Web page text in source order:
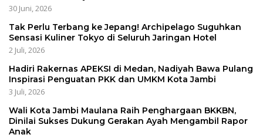
30 Juni, 2026
Tak Perlu Terbang ke Jepang! Archipelago Suguhkan
Sensasi Kuliner Tokyo di Seluruh Jaringan Hotel
2 Juli, 2026
Hadiri Rakernas APEKSI di Medan, Nadiyah Bawa Pulang
Inspirasi Penguatan PKK dan UMKM Kota Jambi
3 Juli, 2026
Wali Kota Jambi Maulana Raih Penghargaan BKKBN,
Dinilai Sukses Dukung Gerakan Ayah Mengambil Rapor
Anak